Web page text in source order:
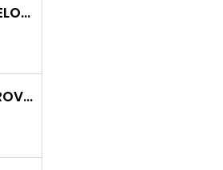
GOLDON OCELOVÉ PRSTOVÉ ČINELKY
SIRIUS KYTAROVÁ STRUNA